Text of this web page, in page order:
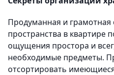
Продуманная и грамотная
пространства в квартире
ощущения простора и
необходимые предметы.
отсортировать